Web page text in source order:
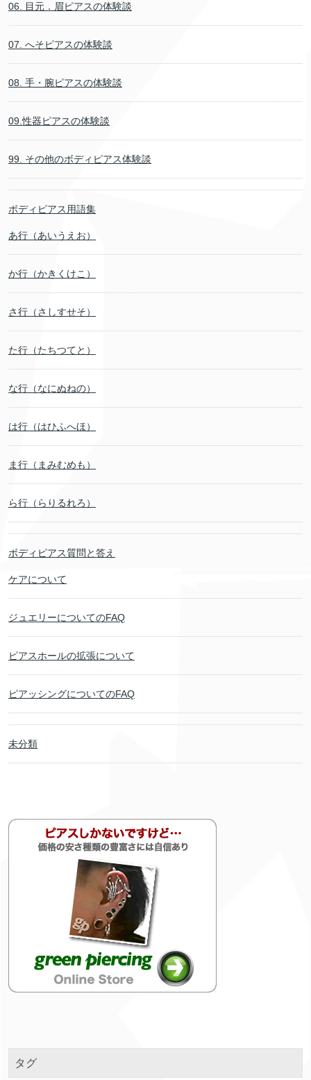
06. 目元．眉ピアスの体験談
07. へそピアスの体験談
08. 手・腕ピアスの体験談
09.性器ピアスの体験談
99. その他のボディピアス体験談
ボディピアス用語集
あ行（あいうえお）
か行（かきくけこ）
さ行（さしすせそ）
た行（たちつてと）
な行（なにぬねの）
は行（はひふへほ）
ま行（まみむめも）
ら行（らりるれろ）
ボディピアス質問と答え
ケアについて
ジュエリーについてのFAQ
ピアスホールの拡張について
ピアッシングについてのFAQ
未分類
タグ